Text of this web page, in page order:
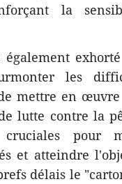
la
également
les
mettre en
lutte contre la
cruciales pour
et atteindre
délais le